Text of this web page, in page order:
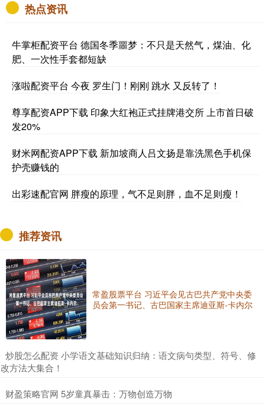
热点资讯
牛掌柜配资平台 德国冬季噩梦：不只是天然气，煤油、化
肥、一次性手套都短缺
涨啦配资平台 今夜 罗生门！刚刚 跳水 又反转了！
尊享配资APP下载 印象大红袍正式挂牌港交所 上市首日破
发20%
财米网配资APP下载 新加坡商人吕文扬是靠洗黑色手机保
护壳赚钱的
出彩速配官网 胖瘦的原理，气不足则胖，血不足则瘦！
推荐资讯
常盈股票平台 习近平会见古巴共产党中央委
员会第一书记、古巴国家主席迪亚斯-卡内尔
​炒股怎么配资 小学语文基础知识归纳：语文病句类型、符号、修
改方法大集合！
​财盈策略官网 5岁童真暴击：万物创造万物